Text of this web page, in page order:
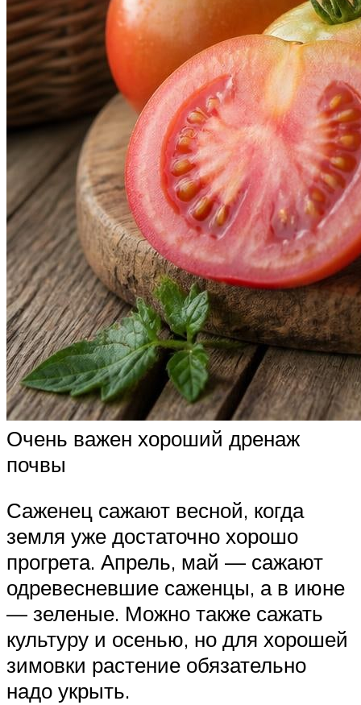
Очень важен хороший дренаж
почвы
Саженец сажают весной, когда
земля уже достаточно хорошо
прогрета. Апрель, май — сажают
одревесневшие саженцы, а в июне
— зеленые. Можно также сажать
культуру и осенью, но для хорошей
зимовки растение обязательно
надо укрыть.